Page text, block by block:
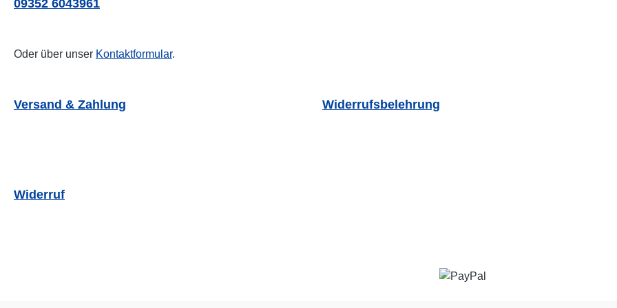
09352 6043961
Oder über unser Kontaktformular.
Versand & Zahlung Widerrufsbelehrung
Widerruf